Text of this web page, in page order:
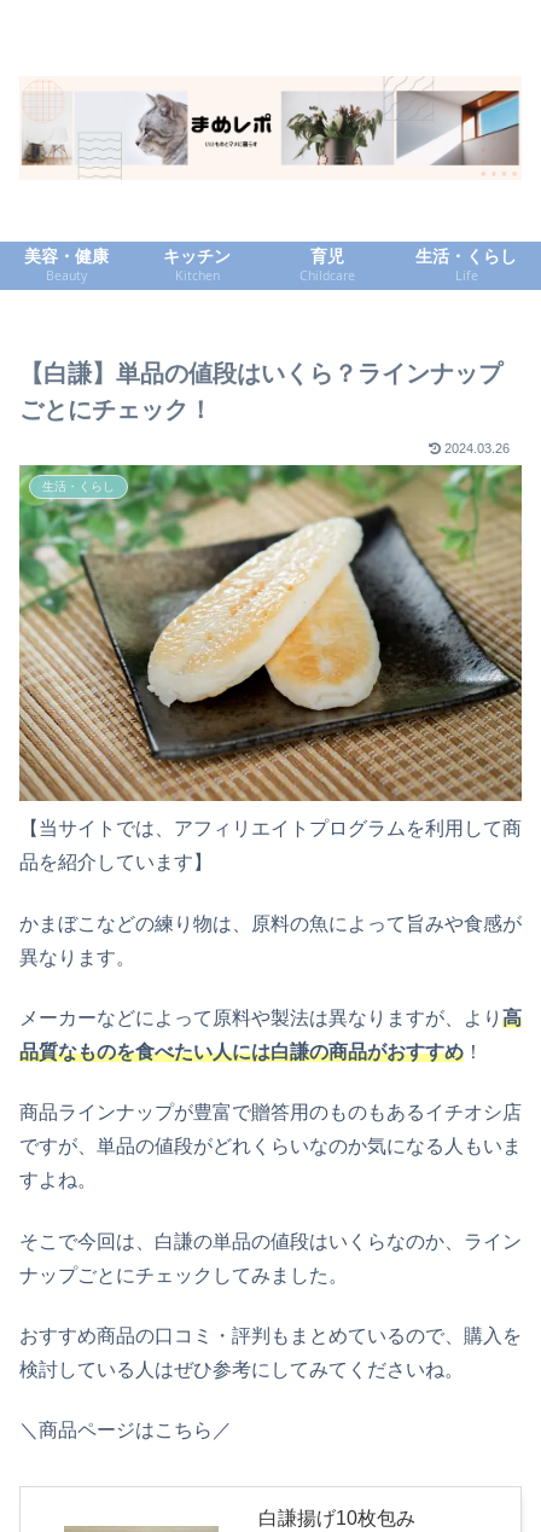
美容・健康
Beauty
キッチン
Kitchen
育児
Childcare
生活・くらし
Life
【白謙】単品の値段はいくら？ラインナップ
ごとにチェック！
2024.03.26
生活・くらし
【当サイトでは、アフィリエイトプログラムを利用して商
品を紹介しています】
かまぼこなどの練り物は、原料の魚によって旨みや食感が
異なります。
メーカーなどによって原料や製法は異なりますが、より 高
品質なものを食べたい人には白謙の商品がおすすめ ！
商品ラインナップが豊富で贈答用のものもあるイチオシ店
ですが、単品の値段がどれくらいなのか気になる人もいま
すよね。
そこで今回は、白謙の単品の値段はいくらなのか、ライン
ナップごとにチェックしてみました。
おすすめ商品の口コミ・評判もまとめているので、購入を
検討している人はぜひ参考にしてみてくださいね。
＼商品ページはこちら／
白謙揚げ10枚包み